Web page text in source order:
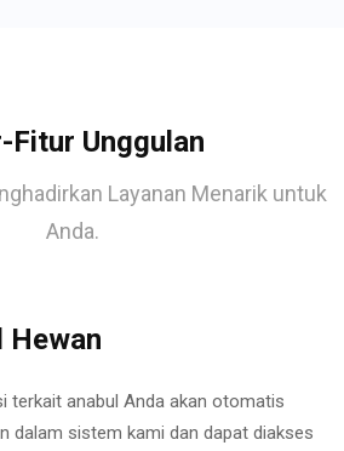
Fitur Unggulan
Layanan Menarik untuk
Anda.
Hewan
terkait anabul Anda akan otomatis
dalam sistem kami dan dapat diakses